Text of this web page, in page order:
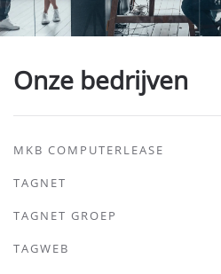
Onze bedrijven
MKB COMPUTERLEASE
TAGNET
TAGNET GROEP
TAGWEB